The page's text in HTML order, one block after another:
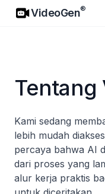
VideoGen
VideoGen®
Tentang
Kami sedang
lebih mudah
percaya bahwa AI
dari proses yang
alur kerja praktis